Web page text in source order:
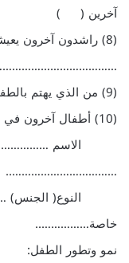
آخرين ( )
(8) راشدون آخرون
(9) من الذي يهتم بالطفل عادة ؟ ……………………………………….
(10) أطفال آخرون في الأسرة : ……………………………………….
الاسم
النوع(
خاصة……………..
نمو وتطور الطفل: